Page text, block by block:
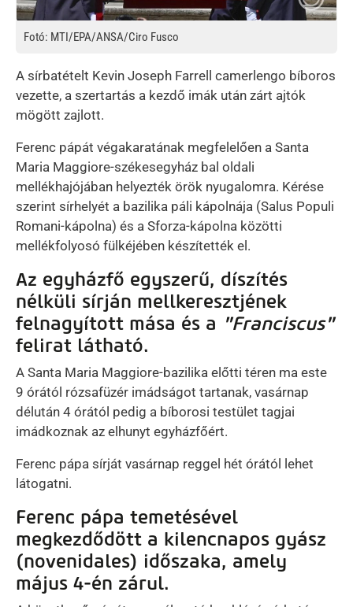
Fotó: MTI/EPA/ANSA/Ciro Fusco
A sírbatételt Kevin Joseph Farrell camerlengo bíboros
vezette, a szertartás a kezdő imák után zárt ajtók
mögött zajlott.
Ferenc pápát végakaratának megfelelően a Santa
Maria Maggiore-székesegyház bal oldali
mellékhajójában helyezték örök nyugalomra. Kérése
szerint sírhelyét a bazilika páli kápolnája (Salus Populi
Romani-kápolna) és a Sforza-kápolna közötti
mellékfolyosó fülkéjében készítették el.
Az egyházfő egyszerű, díszítés
nélküli sírján mellkeresztjének
felnagyított mása és a "Franciscus"
felirat látható.
A Santa Maria Maggiore-bazilika előtti téren ma este
9 órától rózsafüzér imádságot tartanak, vasárnap
délután 4 órától pedig a bíborosi testület tagjai
imádkoznak az elhunyt egyházfőért.
Ferenc pápa sírját vasárnap reggel hét órától lehet
látogatni.
Ferenc pápa temetésével
megkezdődött a kilencnapos gyász
(novenidales) időszaka, amely
május 4-én zárul.